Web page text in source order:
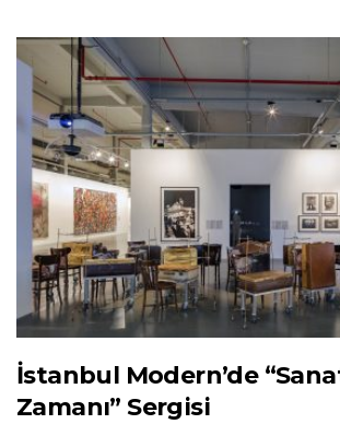
İstanbul Modern’de
Zamanı” Sergisi